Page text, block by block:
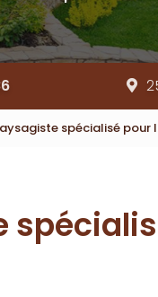
spécialisé